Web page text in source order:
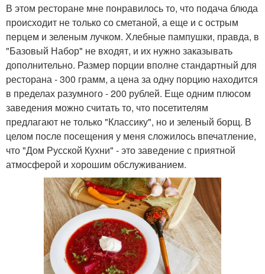
В этом ресторане мне понравилось то, что подача блюда
происходит не только со сметаной, а еще и с острым
перцем и зеленым лучком. Хлебные пампушки, правда, в
"Базовый Набор" не входят, и их нужно заказывать
дополнительно. Размер порции вполне стандартный для
ресторана - 300 грамм, а цена за одну порцию находится
в пределах разумного - 200 рублей. Еще одним плюсом
заведения можно считать то, что посетителям
предлагают не только "Классику", но и зеленый борщ. В
целом после посещения у меня сложилось впечатление,
что "Дом Русской Кухни" - это заведение с приятной
атмосферой и хорошим обслуживанием.